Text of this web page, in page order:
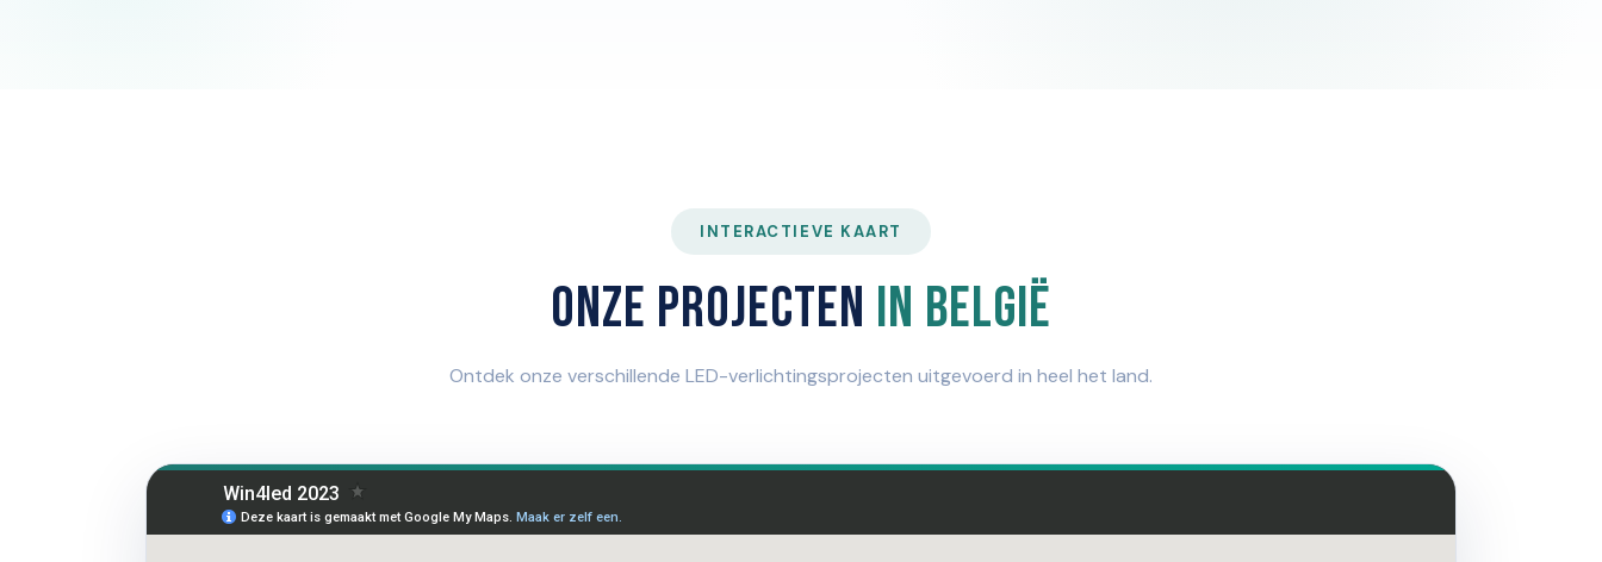
INTERACTIEVE KAART
Onze projecten in België
Ontdek onze verschillende LED-verlichtingsprojecten uitgevoerd in heel het land.